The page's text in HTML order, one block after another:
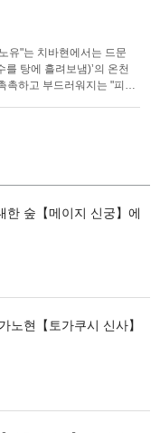
유"는 치바현에서는 드문
탕에 흘려보냄)’의 온천
하고 부드러워지는 "피부
의 피로를 푸는데엔 노우
한 숲【메이지 신궁】에
노현【토가쿠시 신사】